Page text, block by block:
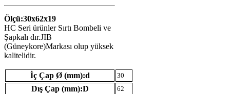
Ölçü:30x62x19
HC Seri ürünler Sırtı Bombeli ve
Şapkalı dır.JIB
(Güneykore)Markası olup yüksek
kalitelidir.
İç Çap Ø (mm):d 30
Dış Çap (mm):D 62